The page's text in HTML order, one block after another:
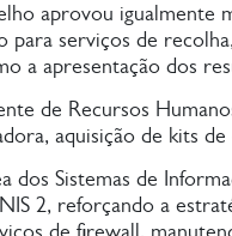
aprovou igualmente
para serviços de
a apresentação dos
de Recursos
aquisição de kits
dos Sistemas de
2, reforçando a